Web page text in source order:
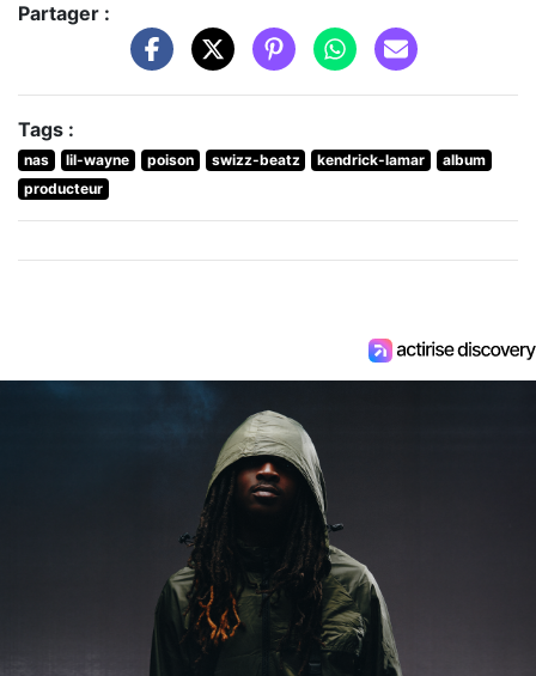
Partager :
Tags :
nas lil-wayne poison swizz-beatz kendrick-lamar
album
producteur